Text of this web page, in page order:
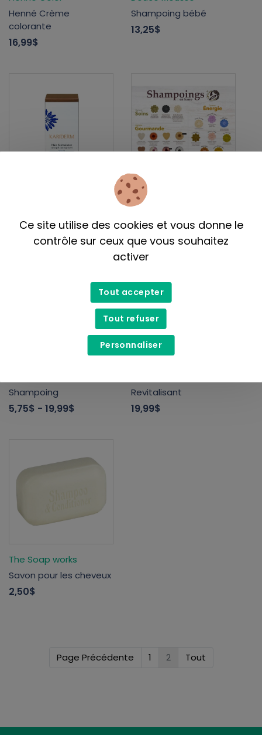
Henné Crème
colorante
16,99$
Shampoing bébé
13,25$
39,99$
La Sorcière Capillaire
Shampoing solide -
20,00$- 22,00$
Shampoing
5,75$ - 19,99$
Revitalisant
19,99$
The Soap works
Savon pour les cheveux
2,50$
Page Précédente 1 2 Tout
Ce site utilise des cookies et vous donne le
contrôle sur ceux que vous souhaitez
activer
Tout accepter
Tout refuser
Personnaliser